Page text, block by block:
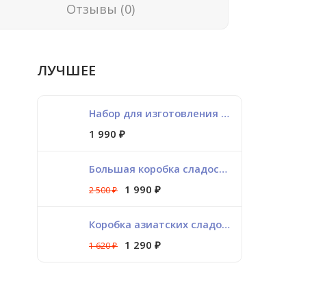
Отзывы (0)
ЛУЧШЕЕ
Набор для изготовления слаймов
1 990 ₽
Большая коробка сладостей из разных стран
2 500₽ 1 990 ₽
Коробка азиатских сладостей
1 620₽ 1 290 ₽